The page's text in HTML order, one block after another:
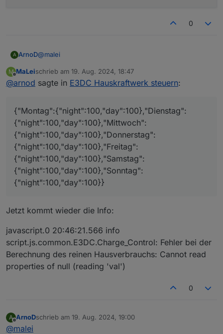
0
A ArnoD@malei
Ok, mein Fehler sind ja unterschiedliche Array's
Bitte bei
und bei
0_userdata.0.Charge_Control.Allgemein.array
HausverbrauchDurchschnitt
M
Offline
MaLeischrieb am 19. Aug. 2024, 18:47
zuletzt editiert von
@arnod sagte in E3DC Hauskraftwerk steuern:
{"Montag":{"night":100,"day":100},"Dienstag":
{"night":100,"day":100},"Mittwoch":
{"night":100,"day":100},"Donnerstag":
{"night":100,"day":100},"Freitag":
{"night":100,"day":100},"Samstag":
{"night":100,"day":100},"Sonntag":
{"night":100,"day":100}}
Jetzt kommt wieder die Info:
javascript.0 20:46:21.566 info
script.js.common.E3DC.Charge_Control: Fehler bei der
Berechnung des reinen Hausverbrauchs: Cannot read
properties of null (reading 'val')
0
A
Offline
ArnoDschrieb am 19. Aug. 2024, 19:00
zuletzt editiert von
@malei